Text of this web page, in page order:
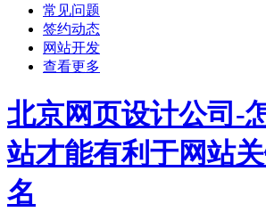
常见问题
签约动态
网站开发
查看更多
北京网页设计公司-
站才能有利于网站
名